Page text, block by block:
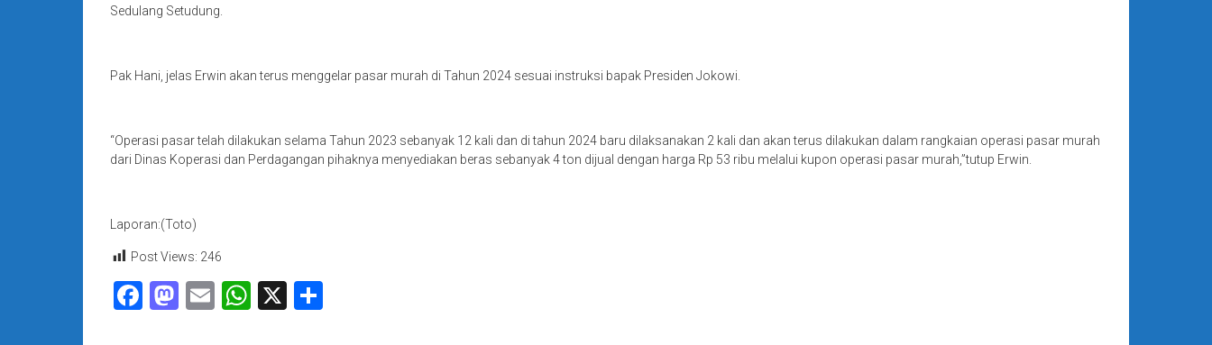
Sedulang Setudung.
Pak Hani, jelas Erwin akan terus menggelar pasar murah di Tahun 2024 sesuai instruksi bapak Presiden Jokowi.
“Operasi pasar telah dilakukan selama Tahun 2023 sebanyak 12 kali dan di tahun 2024 baru dilaksanakan 2 kali dan akan terus dilakukan dalam rangkaian operasi pasar murah
dari Dinas Koperasi dan Perdagangan pihaknya menyediakan beras sebanyak 4 ton dijual dengan harga Rp 53 ribu melalui kupon operasi pasar murah,”tutup Erwin.
Laporan:(Toto)
Post Views: 246
Facebook
Mastodon
EmailWhatsApp
X